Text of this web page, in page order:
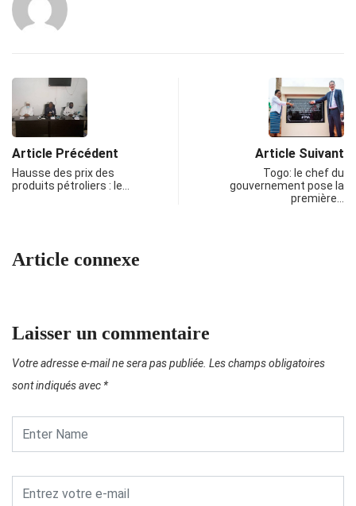
Article Précédent
Hausse des prix des
produits pétroliers : le…
Article Suivant
Togo: le chef du
gouvernement pose la
première…
Article connexe
Laisser un commentaire
Votre adresse e-mail ne sera pas publiée. Les champs obligatoires
sont indiqués avec *